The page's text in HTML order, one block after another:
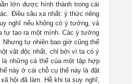
lớn được hình thành trong cái
Điều sâu xa nhất: ý thức riêng
nghĩ nếu không có ý tưởng, và
tự tạo ra một mình. Các ý tưởng
tự nhiên bao giờ cũng thể
vật độc nhất, chỉ bởi vì ta có ý
những cá thể của một tập hợp
này ở cái chỗ cụ thể này là đặt
hội đã làm. Hễ khi ta suy nghĩ,